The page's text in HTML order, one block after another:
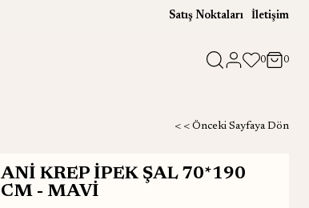
Satış Noktaları İletişim
0 0
< < Önceki Sayfaya Dön
ANİ KREP İPEK ŞAL 70*190
CM - MAVİ